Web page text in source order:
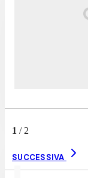
1 / 2
SUCCESSIVA